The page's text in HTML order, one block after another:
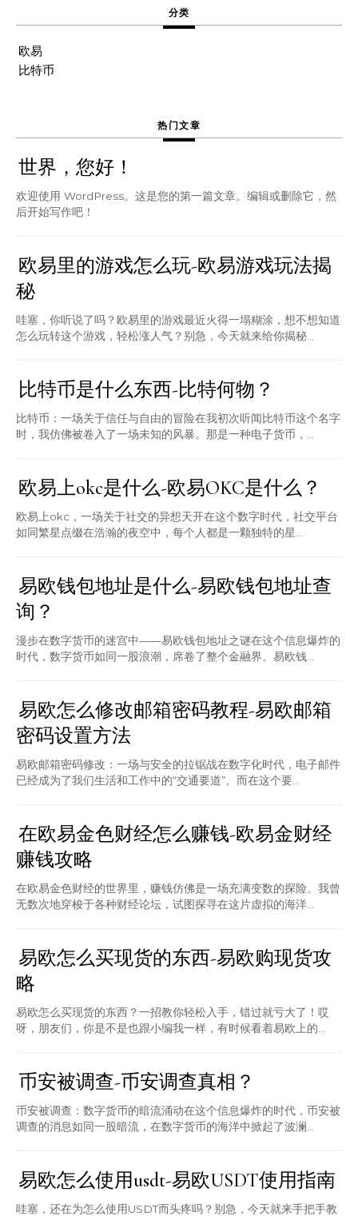
分类
欧易
比特币
热门文章
世界，您好！
欢迎使用 WordPress。这是您的第一篇文章。编辑或删除它，然
后开始写作吧！
欧易里的游戏怎么玩-欧易游戏玩法揭
秘
哇塞，你听说了吗？欧易里的游戏最近火得一塌糊涂，想不想知道
怎么玩转这个游戏，轻松涨人气？别急，今天就来给你揭秘...
比特币是什么东西-比特何物？
比特币：一场关于信任与自由的冒险在我初次听闻比特币这个名字
时，我仿佛被卷入了一场未知的风暴。那是一种电子货币，...
欧易上okc是什么-欧易OKC是什么？
欧易上okc，一场关于社交的异想天开在这个数字时代，社交平台
如同繁星点缀在浩瀚的夜空中，每个人都是一颗独特的星...
易欧钱包地址是什么-易欧钱包地址查
询？
漫步在数字货币的迷宫中——易欧钱包地址之谜在这个信息爆炸的
时代，数字货币如同一股浪潮，席卷了整个金融界。易欧钱...
易欧怎么修改邮箱密码教程-易欧邮箱
密码设置方法
易欧邮箱密码修改：一场与安全的拉锯战在数字化时代，电子邮件
已经成为了我们生活和工作中的“交通要道”。而在这个要...
在欧易金色财经怎么赚钱-欧易金财经
赚钱攻略
在欧易金色财经的世界里，赚钱仿佛是一场充满变数的探险。我曾
无数次地穿梭于各种财经论坛，试图探寻在这片虚拟的海洋...
易欧怎么买现货的东西-易欧购现货攻
略
易欧怎么买现货的东西？一招教你轻松入手，错过就亏大了！哎
呀，朋友们，你是不是也跟小编我一样，有时候看着易欧上的...
币安被调查-币安调查真相？
币安被调查：数字货币的暗流涌动在这个信息爆炸的时代，币安被
调查的消息如同一股暗流，在数字货币的海洋中掀起了波澜...
易欧怎么使用usdt-易欧USDT使用指南
哇塞，还在为怎么使用USDT而头疼吗？别急，今天就来手把手教